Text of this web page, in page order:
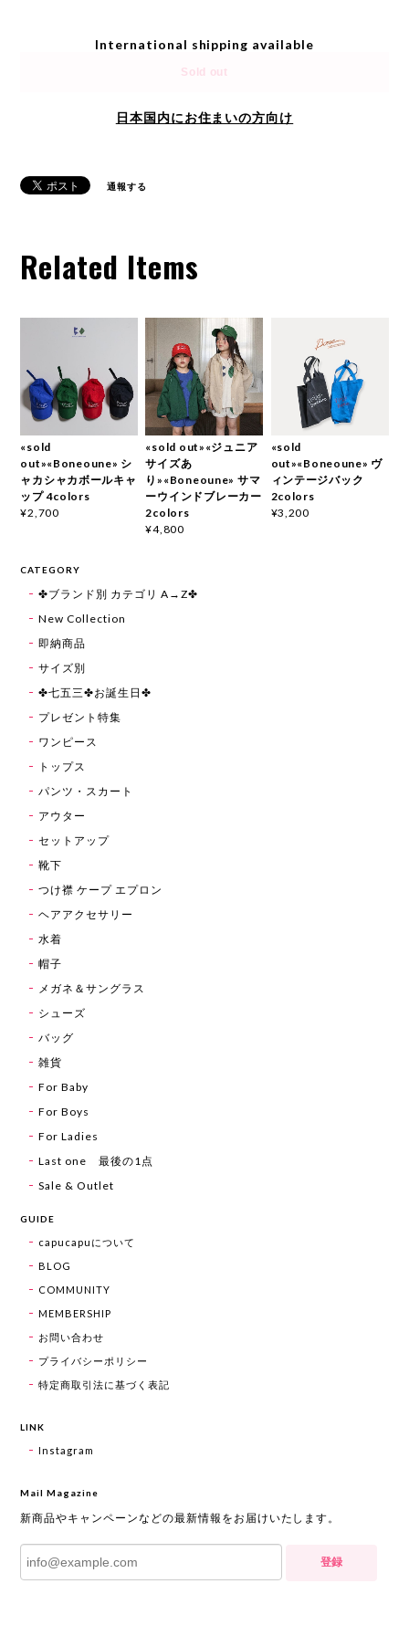
International shipping available
Sold out
日本国内にお住まいの方向け
通報する
Related Items
«sold
out»«Boneoune» シ
ャカシャカボールキャ
ップ 4colors
¥2,700
«sold out»«ジュニア
サイズあ
り»«Boneoune» サマ
ーウインドブレーカー
2colors
¥4,800
«sold
out»«Boneoune» ヴ
ィンテージバック
2colors
¥3,200
CATEGORY
✤ブランド別 カテゴリ A→Z✤
New Collection
即納商品
サイズ別
✤七五三✤お誕生日✤
プレゼント特集
ワンピース
トップス
パンツ・スカート
アウター
セットアップ
靴下
つけ襟 ケープ エプロン
ヘアアクセサリー
水着
帽子
メガネ＆サングラス
シューズ
バッグ
雑貨
For Baby
For Boys
For Ladies
Last one 最後の1点
Sale & Outlet
GUIDE
capucapuについて
BLOG
COMMUNITY
MEMBERSHIP
お問い合わせ
プライバシーポリシー
特定商取引法に基づく表記
LINK
Instagram
Mail Magazine
新商品やキャンペーンなどの最新情報をお届けいたします。
登録